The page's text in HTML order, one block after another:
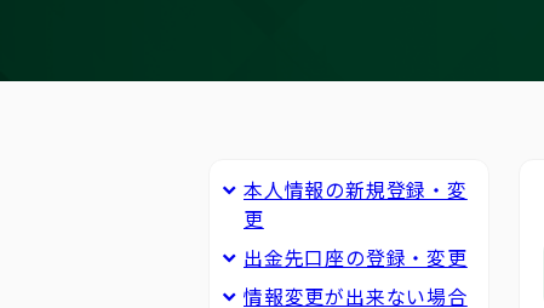
本人情報の新規登録・変
更
出金先口座の登録・変更
情報変更が出来ない場合